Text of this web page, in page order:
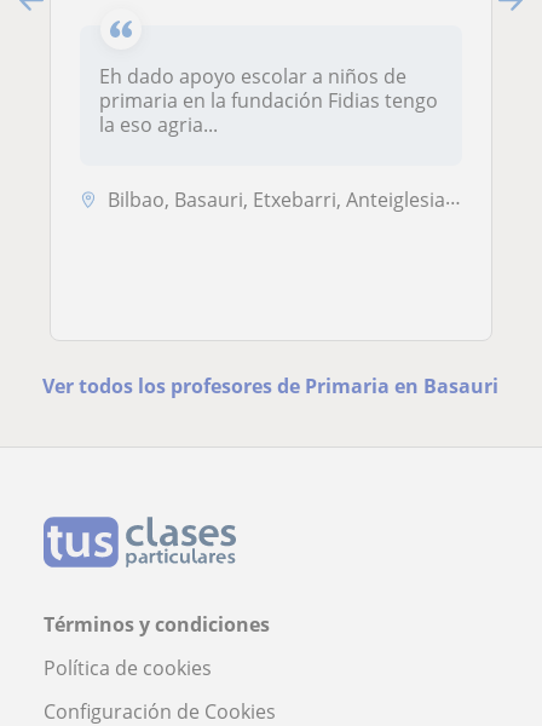
Eh dado apoyo escolar a niños de
primaria en la fundación Fidias tengo
la eso agria...
Bilbao, Basauri, Etxebarri, Anteiglesia de San Esteban-Etxebarri Do, ...
Ver todos los profesores de Primaria en Basauri
Términos y condiciones
Política de cookies
Configuración de Cookies